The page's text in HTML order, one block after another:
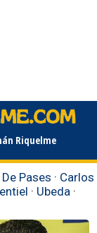
Riquelme
Pases · Carlos
· Ubeda ·